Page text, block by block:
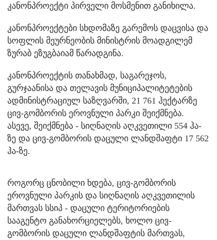
კანონპროექტი პირველი მოსმენით განიხილა.
კანონპროექტები სხდომაზე გარემოს დაცვისა და
სოფლის მეურნეობის მინისტრის მოადგილემ
ზურაბ ეზუგბაიამ წარადგინა.
კანონპროექტის თანახმად, საგარეჯოს,
გურჯაანისა და თელავის მუნიციპალიტეტების
ადმინისტრაციულ საზღვარში, 21 761 ჰექტარზე
ცივ-გომბორის ეროვნული პარკი შეიქმნება.
ასევე, შეიქმნება - სიღნაღის აღკვეთილი 554 ჰა-
ზე და ცივ-გომბორის დაცული ლანდშაფტი 17 562
ჰა-ზე.
როგორც ცნობილი ხდება, ცივ-გომბორის
ეროვნული პარკის და სიღნაღის აღკვეთილის
მართვას სსიპ - დაცული ტერიტორიების
სააგენტო განახორციელებს, ხოლო ცივ-
გომბორის დაცული ლანდშაფტის მართვას,